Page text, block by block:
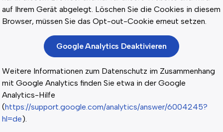
auf Ihrem Gerät abgelegt. Löschen Sie die Cookies in diesem
Browser, müssen Sie das Opt-out-Cookie erneut setzen.
Google Analytics Deaktivieren
Weitere Informationen zum Datenschutz im Zusammenhang
mit Google Analytics finden Sie etwa in der Google
Analytics-Hilfe
(https://support.google.com/analytics/answer/6004245?
hl=de).